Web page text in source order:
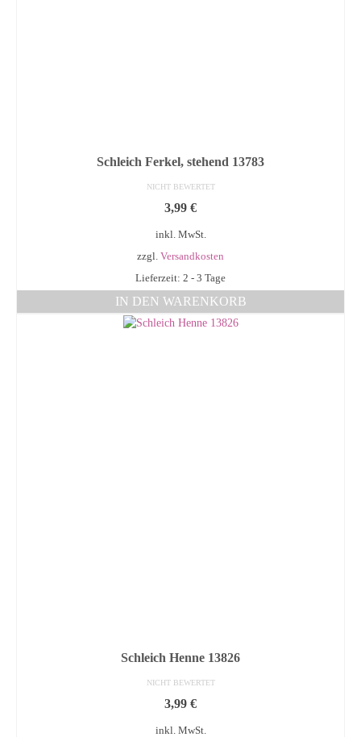
Schleich Ferkel, stehend 13783
NICHT BEWERTET
3,99 €
inkl. MwSt.
zzgl. Versandkosten
Lieferzeit: 2 - 3 Tage
IN DEN WARENKORB
Schleich Henne 13826
NICHT BEWERTET
3,99 €
inkl. MwSt.